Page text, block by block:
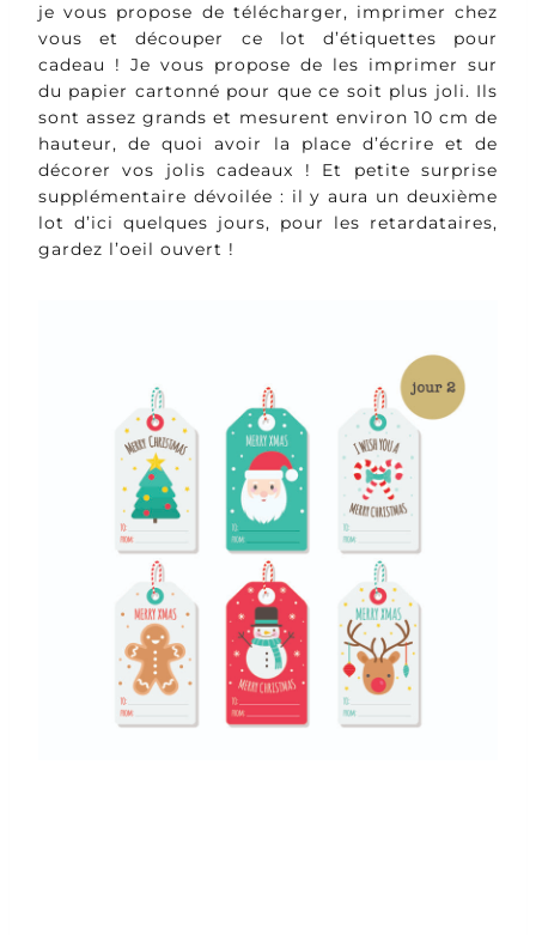
je vous propose de télécharger, imprimer chez
vous et découper ce lot d’étiquettes pour
cadeau ! Je vous propose de les imprimer sur
du papier cartonné pour que ce soit plus joli. Ils
sont assez grands et mesurent environ 10 cm de
hauteur, de quoi avoir la place d’écrire et de
décorer vos jolis cadeaux ! Et petite surprise
supplémentaire dévoilée : il y aura un deuxième
lot d’ici quelques jours, pour les retardataires,
gardez l’oeil ouvert !